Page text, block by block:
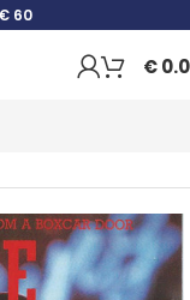
60
€